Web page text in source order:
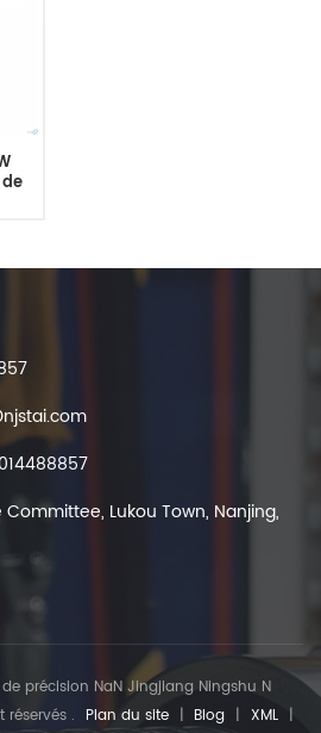
Lukou Town, Nanjing,
précision NaN Jingjiang Ningshu N
réservés . Plan du site | Blog | XML |